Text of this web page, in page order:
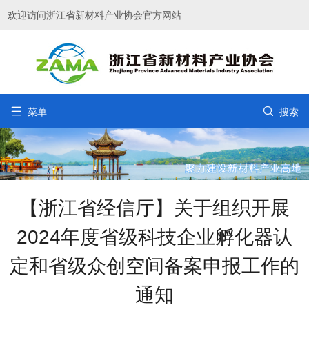
欢迎访问浙江省新材料产业协会官方网站
 菜单  搜索
【浙江省经信厅】关于组织开展
2024年度省级科技企业孵化器认
定和省级众创空间备案申报工作的
通知